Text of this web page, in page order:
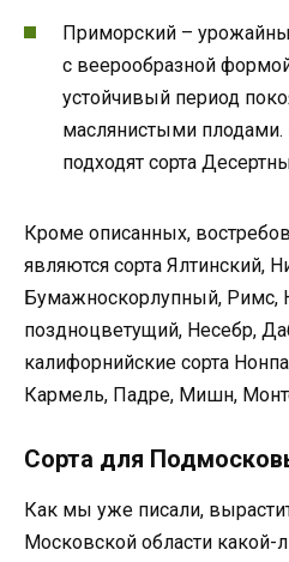
Приморский –
с веерообразной
устойчивый период
маслянистыми плодами.
подходят сорта
Кроме описанных,
являются сорта Ялтинский,
Бумажноскорлупный, Римс,
поздноцветущий, Несебр,
калифорнийские сорта
Кармель, Падре, Мишн,
Сорта для
Как мы уже писали,
Московской области какой-